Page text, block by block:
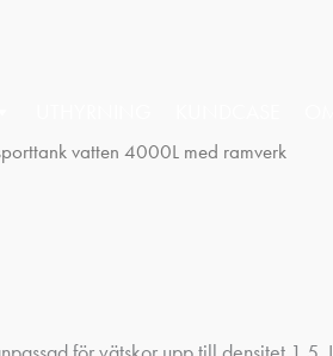
vatten 4000L med ramverk